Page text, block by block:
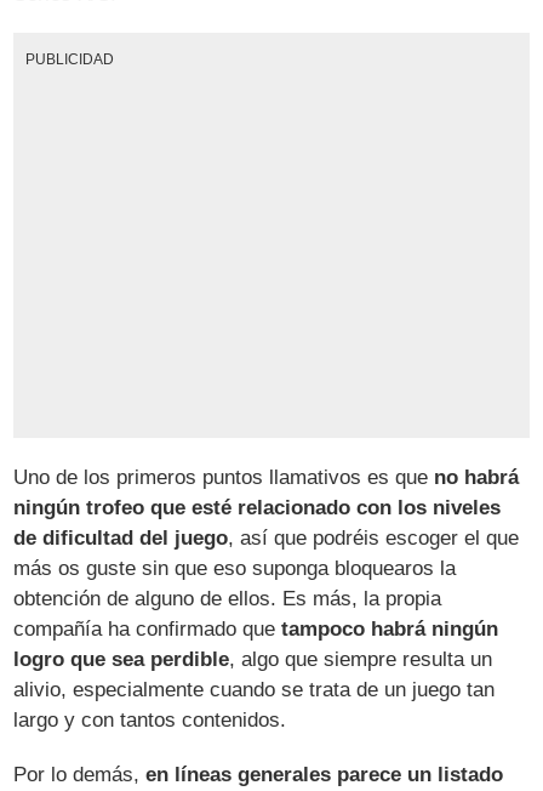
PUBLICIDAD
Uno de los primeros puntos llamativos es que no habrá
ningún trofeo que esté relacionado con los niveles
de dificultad del juego, así que podréis escoger el que
más os guste sin que eso suponga bloquearos la
obtención de alguno de ellos. Es más, la propia
compañía ha confirmado quetampoco habrá ningún
logro que sea perdible, algo que siempre resulta un
alivio, especialmente cuando se trata de un juego tan
largo y con tantos contenidos.
Por lo demás,en líneas generales parece un listado